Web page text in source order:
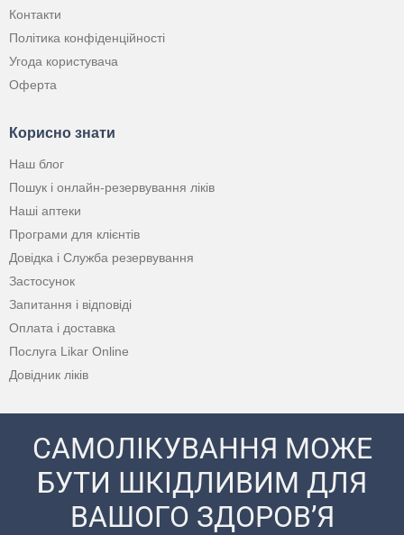
Контакти
Політика конфіденційності
Угода користувача
Оферта
Корисно знати
Наш блог
Пошук і онлайн-резервування ліків
Наші аптеки
Програми для клієнтів
Довідка і Служба резервування
Застосунок
Запитання і відповіді
Оплата і доставка
Послуга Likar Online
Довідник ліків
САМОЛІКУВАННЯ МОЖЕ
БУТИ ШКІДЛИВИМ ДЛЯ
ВАШОГО ЗДОРОВ’Я